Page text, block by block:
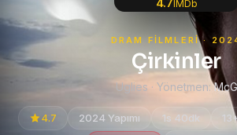
IMDb
DRAM FILMLERI ·
Çirkinler
Uglies · Yönetmen:McG
4.7 2024 Yapımı 1s 40dk